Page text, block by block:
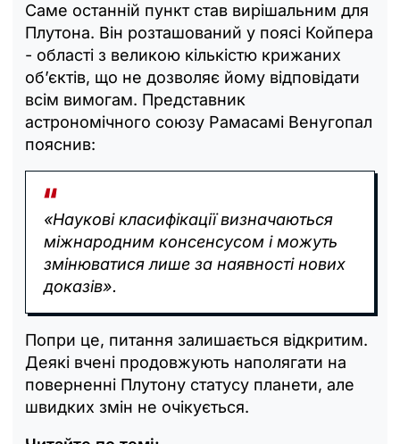
Саме останній пункт став вирішальним для
Плутона. Він розташований у поясі Койпера
- області з великою кількістю крижаних
об’єктів, що не дозволяє йому відповідати
всім вимогам. Представник
астрономічного союзу Рамасамі Венугопал
пояснив:
«Наукові класифікації визначаються
міжнародним консенсусом і можуть
змінюватися лише за наявності нових
доказів».
Попри це, питання залишається відкритим.
Деякі вчені продовжують наполягати на
поверненні Плутону статусу планети, але
швидких змін не очікується.